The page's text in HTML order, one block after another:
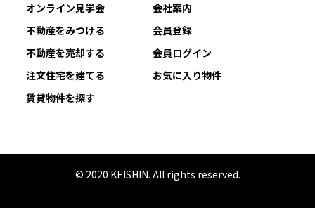
オンライン見学会
不動産をみつける
不動産を売却する
注文住宅を建てる
賃貸物件を探す
会社案内
会員登録
会員ログイン
お気に入り物件
© 2020 KEISHIN. All rights reserved.